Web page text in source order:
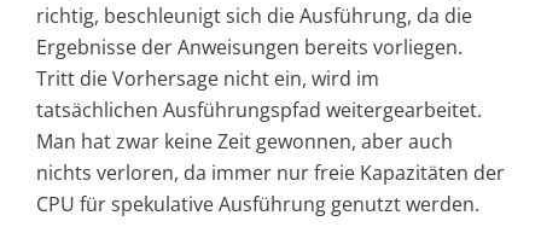
richtig, beschleunigt sich die Ausführung, da die
Ergebnisse der Anweisungen bereits vorliegen.
Tritt die Vorhersage nicht ein, wird im
tatsächlichen Ausführungspfad weitergearbeitet.
Man hat zwar keine Zeit gewonnen, aber auch
nichts verloren, da immer nur freie Kapazitäten der
CPU für spekulative Ausführung genutzt werden.